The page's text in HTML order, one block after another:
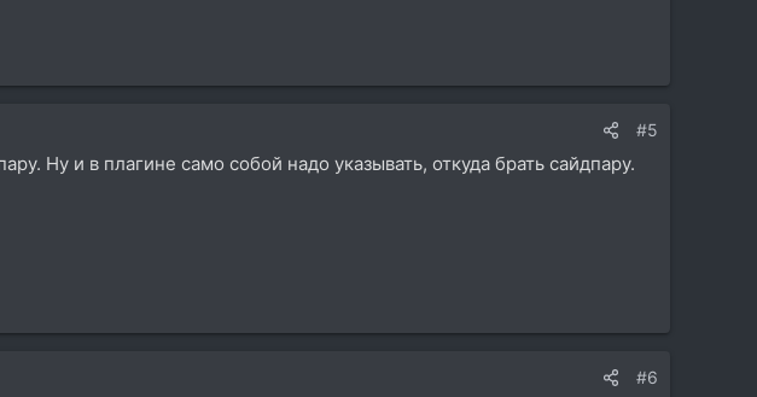
#5
Ну и в плагине само собой надо указывать, откуда брать сайдпару.
#6